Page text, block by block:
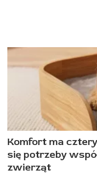
Komfort ma cztery
się potrzeby
zwierząt